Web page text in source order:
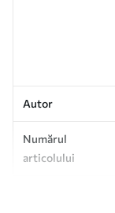
Autor
Numărul
articolului